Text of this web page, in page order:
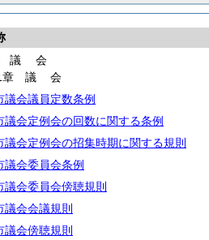
議 会
章 議会
議会議員定数条例
議会定例会の回数に関する条例
議会定例会の招集時期に関する規則
議会委員会条例
議会委員会傍聴規則
議会会議規則
議会傍聴規則